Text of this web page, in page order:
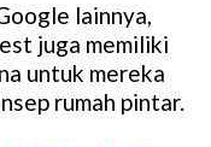
M
u
t
e
lainnya,
juga memiliki
untuk mereka
rumah pintar.